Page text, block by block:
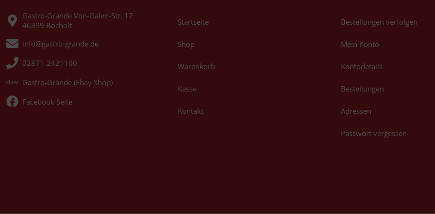
Gastro-Grande Von-Galen-Str. 17
46399 Bocholt
info@gastro-grande.de
02871-2421100
Gastro-Grande (Ebay Shop)
Facebook Seite
Startseite
Shop
Warenkorb
Kasse
Kontakt
Bestellungen verfolgen
Mein Konto
Kontodetails
Bestellungen
Adressen
Passwort vergessen